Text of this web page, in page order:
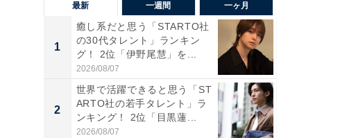
最新 一週間 一ヶ月
1
癒し系だと思う「STARTO社
の30代タレント」ランキン
グ！ 2位「伊野尾慧」を...
2026/08/07
2
世界で活躍できると思う「ST
ARTO社の若手タレント」ラ
ンキング！ 2位「目黒蓮...
2026/08/07